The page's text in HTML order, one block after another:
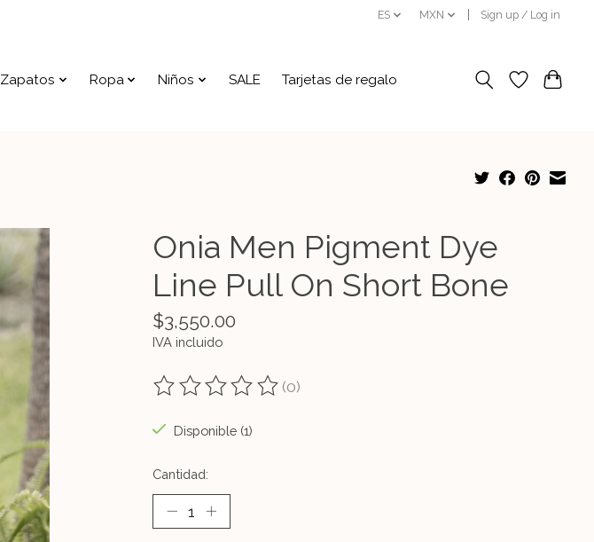
ES MXN Sign up / Log in
Zapatos Ropa Niños SALE Tarjetas de regalo
Onia Men Pigment Dye
Line Pull On Short Bone
$3,550.00
IVA incluido
The rating of this product is
(0)
Disponible (1)
Cantidad: